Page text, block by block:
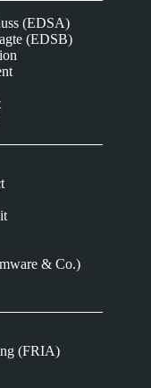
(EDSA)
(EDSB)
& Co.)
(FRIA)